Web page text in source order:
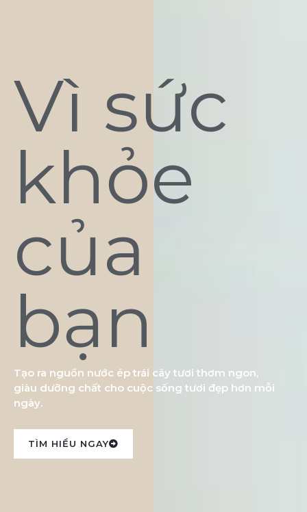
Vì sức
khỏe
của
bạn
Tạo ra nguồn nước ép trái cây tươi thơm ngon,
giàu dưỡng chất cho cuộc sống tươi đẹp hơn mỗi
ngày.
TÌM HIỂU NGAY